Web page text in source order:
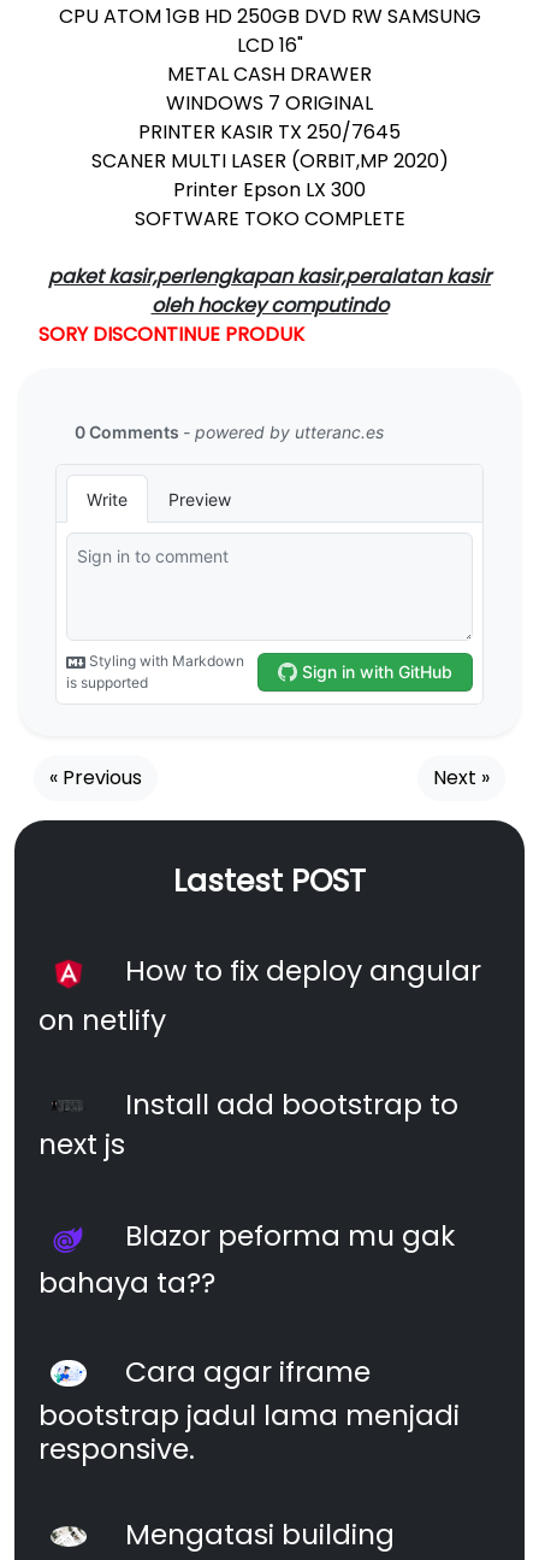
CPU ATOM 1GB HD 250GB DVD RW SAMSUNG
LCD 16"
METAL CASH DRAWER
WINDOWS 7 ORIGINAL
PRINTER KASIR TX 250/7645
SCANER MULTI LASER (ORBIT,MP 2020)
Printer Epson LX 300
SOFTWARE TOKO COMPLETE
paket kasir,perlengkapan kasir,peralatan kasir
oleh hockey computindo
SORY DISCONTINUE PRODUK
« Previous Next »
Lastest POST
How to fix deploy angular
on netlify
Install add bootstrap to
next js
Blazor peforma mu gak
bahaya ta??
Cara agar iframe
bootstrap jadul lama menjadi
responsive.
Mengatasi building